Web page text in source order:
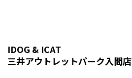
IDOG & ICAT
三井アウトレットパーク入間店